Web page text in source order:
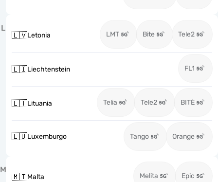
L
🇱🇻Letonia LMT Bite Tele2
🇱🇮Liechtenstein FL1
🇱🇹Lituania Telia Tele2 BITĖ
🇱🇺Luxemburgo Tango Orange
M
🇲🇹Malta Melita Epic